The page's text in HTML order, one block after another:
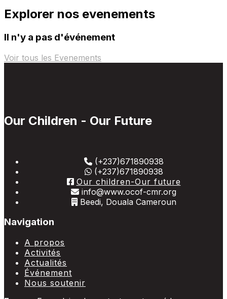
Explorer nos evenements
Il n'y a pas d'événement
Voir tous les Evenements
Our Children - Our Future
(+237)671890938
(+237)671890938
Our children-Our future
info@www.ocof-cmr.org
Beedi, Douala Cameroun
Navigation
A propos
Activités
Actualités
Événement
Nous soutenir